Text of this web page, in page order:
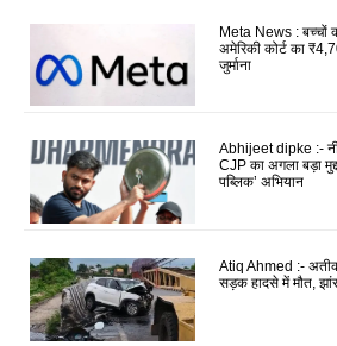
Meta News : बच्चों
अमेरिकी कोर्ट का
जुर्माना
Abhijeet dipke :-
CJP का अगला बड़ा
पब्लिक’ अभियान
Atiq Ahmed :-
सड़क हादसे में मौत,